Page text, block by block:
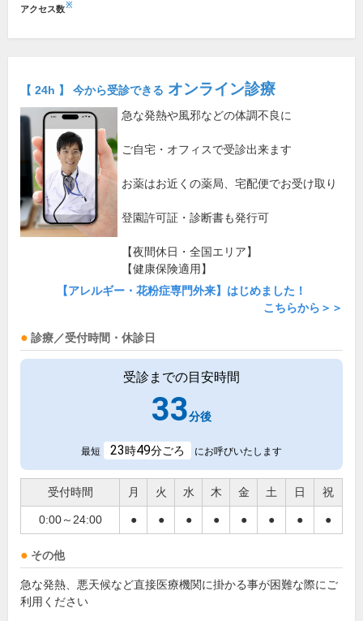
アクセス数※
【 24h 】 今から受診できる オンライン診療
急な発熱や風邪などの体調不良に
ご自宅・オフィスで受診出来ます
お薬はお近くの薬局、宅配便でお受け取り
登園許可証・診断書も発行可
【夜間休日・全国エリア】
【健康保険適用】
【アレルギー・花粉症専門外来】はじめました！
こちらから＞＞
診療／受付時間・休診日
受診までの目安時間
33分後
最短 23時49分ごろ にお呼びいたします
受付時間 月 火 水 木 金 土 日 祝
0:00～24:00 ● ● ● ● ● ● ● ●
その他
急な発熱、悪天候など直接医療機関に掛かる事が困難な際にご
利用ください